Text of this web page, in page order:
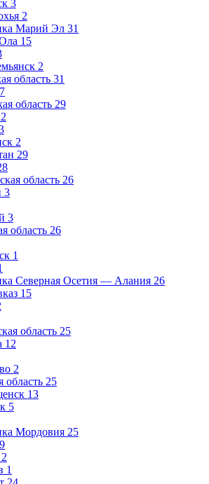
3
2
Марий Эл 31
15
2
область 31
область 29
2
29
область 26
3
3
область 26
1
Северная Осетия — Алания 26
15
область 25
12
2
область 25
13
5
Мордовия 25
9
2
1